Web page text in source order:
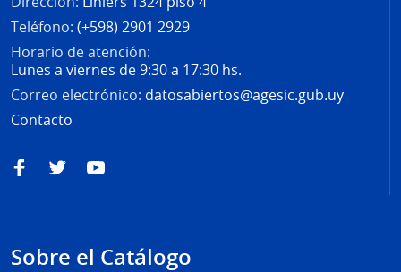
Teléfono: (+598) 2901 2929
Horario de atención:
Lunes a viernes de 9:30 a 17:30 hs.
Correo electrónico: datosabiertos@agesic.gub.uy
Contacto
FacebookTwitterYouTube
Sobre el Catálogo